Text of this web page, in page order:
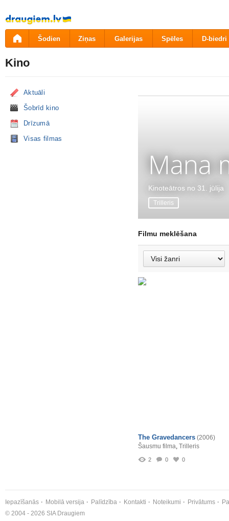
Pāriet
uz
saturu
Šodien Ziņas Galerijas Spēles D-biedri
Kino
Aktuāli
Šobrīd kino
Drīzumā
Visas filmas
Mana
Kinoteātros no 31. jūlija
Trilleris
Filmu meklēšana
The Gravedancers (2006)
Šausmu filma, Trilleris
2 0 0
Iepazīšanās Mobilā versija Palīdzība Kontakti Noteikumi Privātums
© 2004 - 2026 SIA Draugiem